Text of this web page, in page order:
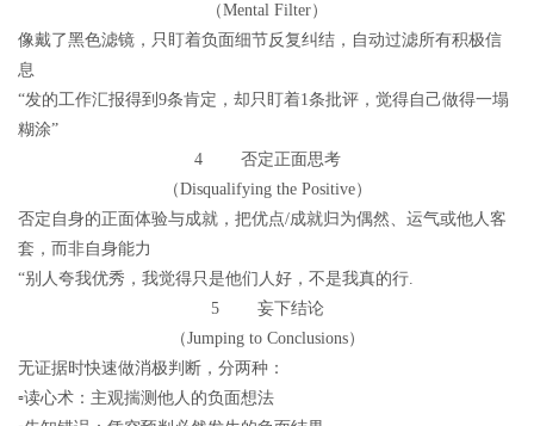
（Mental Filter）
像戴了黑色滤镜，只盯着负面细节反复纠结，自动过滤所有积极信
息
“发的工作汇报得到9条肯定，却只盯着1条批评，觉得自己做得一塌
糊涂”
4 否定正面思考
（Disqualifying the Positive）
否定自身的正面体验与成就，把优点/成就归为偶然、运气或他人客
套，而非自身能力
“别人夸我优秀，我觉得只是他们人好，不是我真的行.
5 妄下结论
（Jumping to Conclusions）
无证据时快速做消极判断，分两种：
▫读心术：主观揣测他人的负面想法